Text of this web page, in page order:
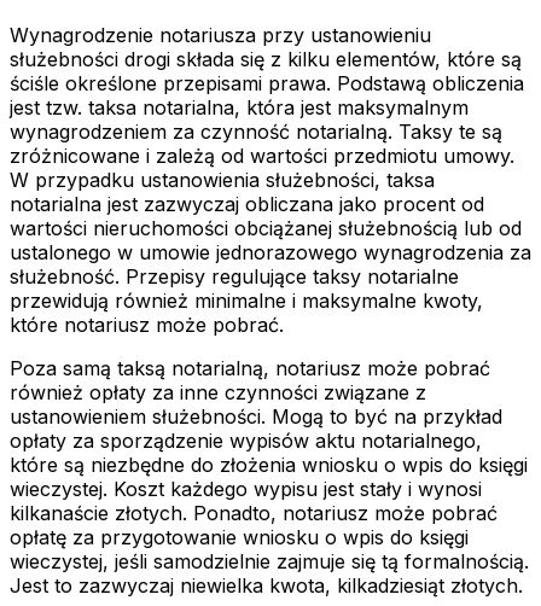
Wynagrodzenie notariusza przy ustanowieniu
służebności drogi składa się z kilku elementów, które są
ściśle określone przepisami prawa. Podstawą obliczenia
jest tzw. taksa notarialna, która jest maksymalnym
wynagrodzeniem za czynność notarialną. Taksy te są
zróżnicowane i zależą od wartości przedmiotu umowy.
W przypadku ustanowienia służebności, taksa
notarialna jest zazwyczaj obliczana jako procent od
wartości nieruchomości obciążanej służebnością lub od
ustalonego w umowie jednorazowego wynagrodzenia za
służebność. Przepisy regulujące taksy notarialne
przewidują również minimalne i maksymalne kwoty,
które notariusz może pobrać.
Poza samą taksą notarialną, notariusz może pobrać
również opłaty za inne czynności związane z
ustanowieniem służebności. Mogą to być na przykład
opłaty za sporządzenie wypisów aktu notarialnego,
które są niezbędne do złożenia wniosku o wpis do księgi
wieczystej. Koszt każdego wypisu jest stały i wynosi
kilkanaście złotych. Ponadto, notariusz może pobrać
opłatę za przygotowanie wniosku o wpis do księgi
wieczystej, jeśli samodzielnie zajmuje się tą formalnością.
Jest to zazwyczaj niewielka kwota, kilkadziesiąt złotych.